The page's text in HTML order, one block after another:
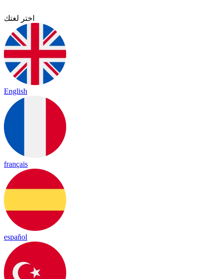
اختر لغتك
English
français
español